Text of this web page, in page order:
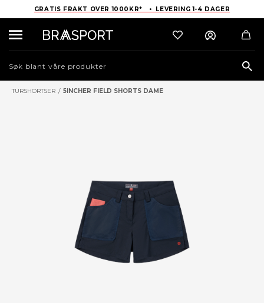
GRATIS FRAKT OVER 1000KR* • LEVERING 1-4 DAGER
TURSHORTSER / 5INCHER FIELD SHORTS DAME